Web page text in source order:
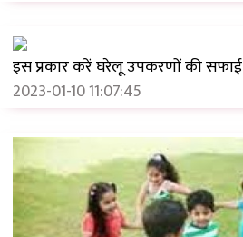
इस प्रकार करें घरेलू उपकरणों की सफाई
2023-01-10 11:07:45